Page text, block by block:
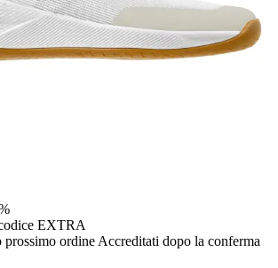
EXTRA
ordine Accreditati dopo la conferma